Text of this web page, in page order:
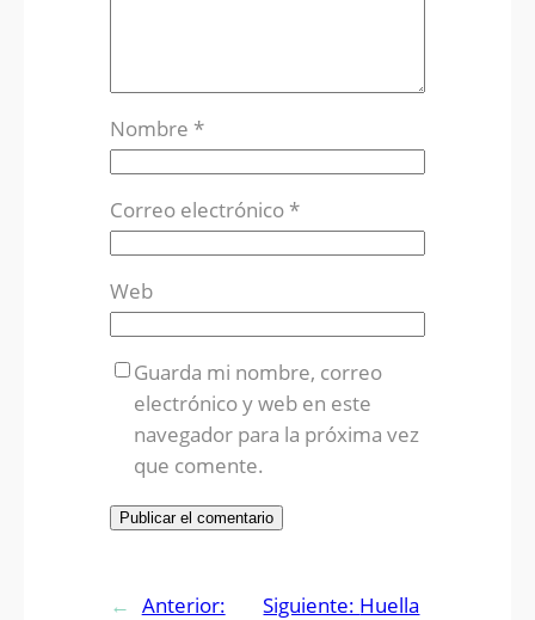
Nombre *
Correo electrónico*
Web
Guarda mi nombre, correo
electrónico y web en este
navegador para la próxima vez
que comente.
← Anterior:
Siguiente: Huella